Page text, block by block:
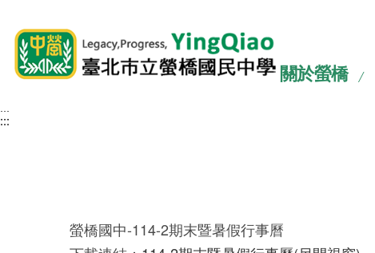
:::
關於螢橋
:::
:::
螢橋國中-114-2期末暨暑假行事曆